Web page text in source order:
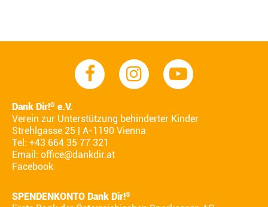
Dank Dir!® e.V.
Verein zur Unterstützung behinderter Kinder
Strehlgasse 25 | A-1190 Vienna
Tel: +43 664 35 77 321
Email: office@dankdir.at
Facebook
SPENDENKONTO Dank Dir!®